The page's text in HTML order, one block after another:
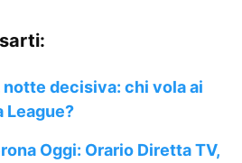
notte decisiva: chi vola ai
League?
Oggi: Orario Diretta TV,